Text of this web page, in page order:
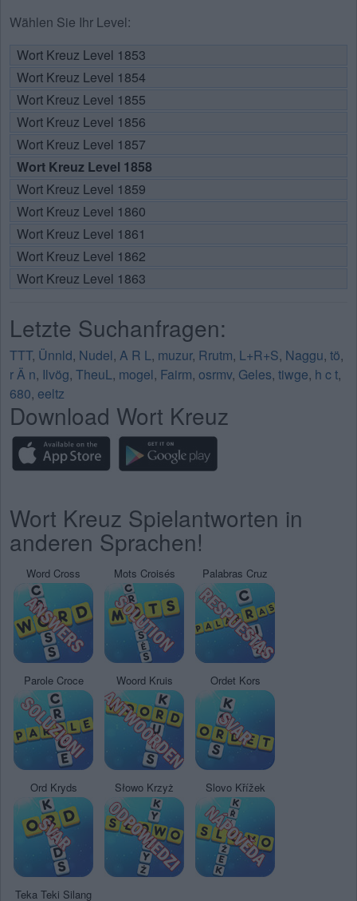
Wählen Sie Ihr Level:
Wort Kreuz Level 1853
Wort Kreuz Level 1854
Wort Kreuz Level 1855
Wort Kreuz Level 1856
Wort Kreuz Level 1857
Wort Kreuz Level 1858
Wort Kreuz Level 1859
Wort Kreuz Level 1860
Wort Kreuz Level 1861
Wort Kreuz Level 1862
Wort Kreuz Level 1863
Letzte Suchanfragen:
TTT, Ünnld, Nudel, A R L, muzur, Rrutm, L+R+S, Naggu, tö,
r Ä n, Ilvög, TheuL, mogel, Fairm, osrmv, Geles, tiwge, h c t,
680, eeltz
Download Wort Kreuz
Wort Kreuz Spielantworten in
anderen Sprachen!
Word Cross Mots Croisés Palabras Cruz
Parole Croce Woord Kruis Ordet Kors
Ord Kryds Słowo Krzyż Slovo Křížek
Teka Teki Silang